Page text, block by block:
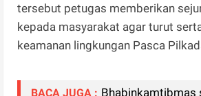
tersebut petugas memberikan
kepada masyarakat agar turut
keamanan lingkungan Pasca
BACA JUGA : Bhabinkamtibmas